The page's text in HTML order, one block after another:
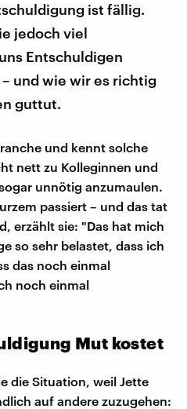
ist fällig.
jedoch viel
Entschuldigen
und wie wir es richtig
guttut.
und kennt solche
nett zu Kolleginnen und
unnötig anzumaulen.
passiert – und das tat
erzählt sie: "Das hat mich
so sehr belastet, dass ich
das noch einmal
noch einmal
Mut kostet
die Situation, weil Jette
auf andere zuzugehen: